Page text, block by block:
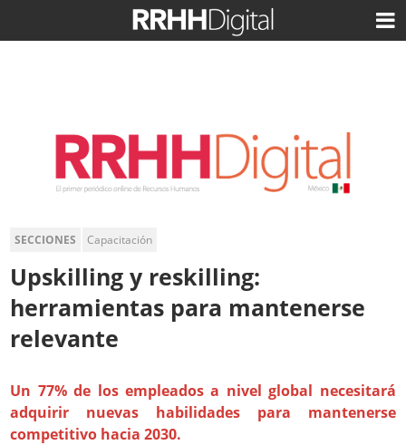
SECCIONES Capacitación
Upskilling y reskilling:
herramientas para mantenerse
relevante
Un 77% de los empleados a nivel global necesitará
adquirir nuevas habilidades para mantenerse
competitivo hacia 2030.